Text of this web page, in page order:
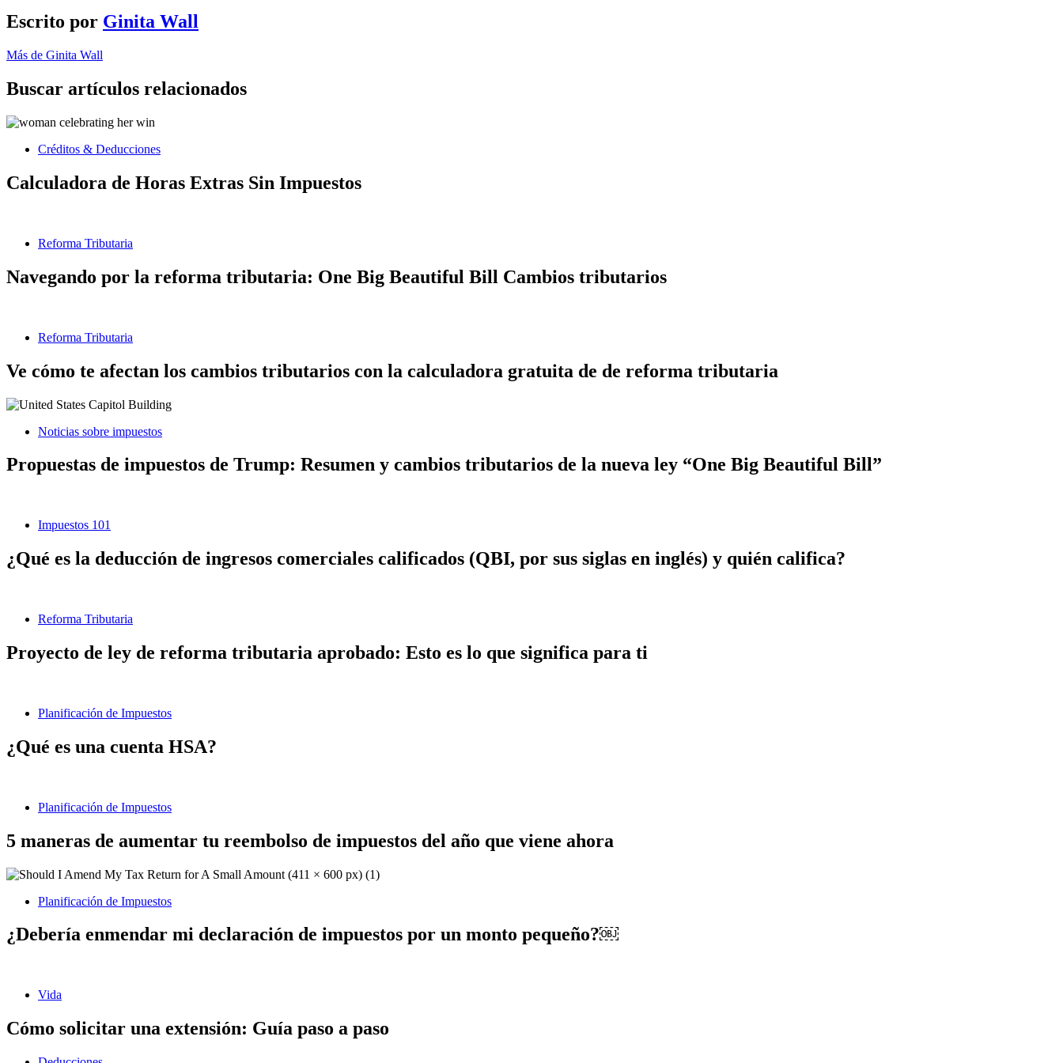
Escrito por Ginita Wall
Más de Ginita Wall
Buscar artículos relacionados
Créditos & Deducciones
Calculadora de Horas Extras Sin Impuestos
Reforma Tributaria
Navegando por la reforma tributaria: One Big Beautiful Bill Cambios tributarios
Reforma Tributaria
Ve cómo te afectan los cambios tributarios con la calculadora gratuita de de reforma tributaria
Noticias sobre impuestos
Propuestas de impuestos de Trump: Resumen y cambios tributarios de la nueva ley “One Big Beautiful Bill”
Impuestos 101
¿Qué es la deducción de ingresos comerciales calificados (QBI, por sus siglas en inglés) y quién califica?
Reforma Tributaria
Proyecto de ley de reforma tributaria aprobado: Esto es lo que significa para ti
Planificación de Impuestos
¿Qué es una cuenta HSA?
Planificación de Impuestos
5 maneras de aumentar tu reembolso de impuestos del año que viene ahora
Planificación de Impuestos
¿Debería enmendar mi declaración de impuestos por un monto pequeño?￼
Vida
Cómo solicitar una extensión: Guía paso a paso